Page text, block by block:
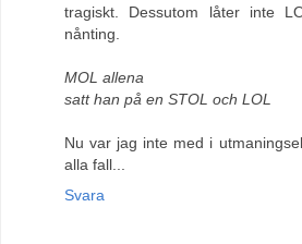
tragiskt. Dessutom låter inte
nånting.
MOL allena
satt han på en STOL och LOL
Nu var jag inte med i
alla fall...
Svara